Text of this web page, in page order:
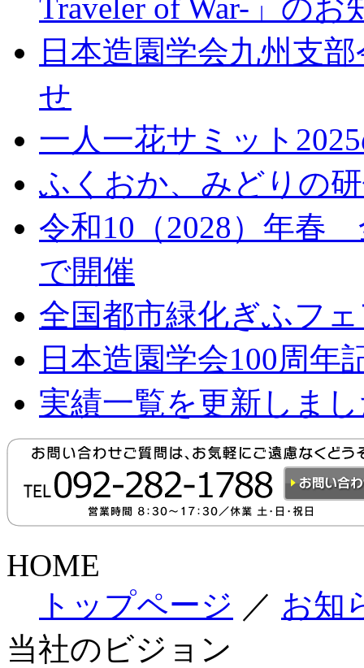
Traveler of War-」のお
日本造園学会九州支
せ
一人一花サミット
ふくおか、みどりの
令和10（2028）年春
で開催
全国都市緑化ぎふフ
日本造園学会100周年
実績一覧を更新しま
HOME
トップページ ／ お知
当社のビジョン